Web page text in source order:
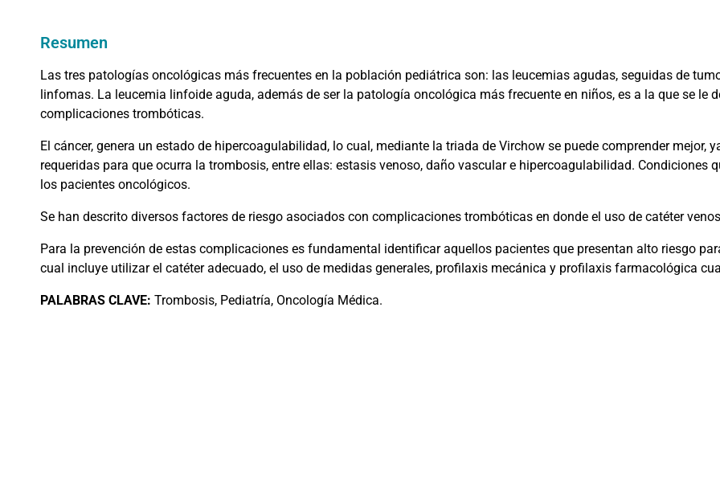
Resumen
Las tres patologías oncológicas más frecuentes en la población pediátrica son: las leucemias agudas, seguidas de
linfomas. La leucemia linfoide aguda, además de ser la patología oncológica más frecuente en niños, es a la que se le
complicaciones trombóticas.
El cáncer, genera un estado de hipercoagulabilidad, lo cual, mediante la triada de Virchow se puede comprender mejor,
requeridas para que ocurra la trombosis, entre ellas: estasis venoso, daño vascular e hipercoagulabilidad. Condiciones
los pacientes oncológicos.
Se han descrito diversos factores de riesgo asociados con complicaciones trombóticas en donde el uso de catéter
Para la prevención de estas complicaciones es fundamental identificar aquellos pacientes que presentan alto riesgo
cual incluye utilizar el catéter adecuado, el uso de medidas generales, profilaxis mecánica y profilaxis farmacológica
PALABRAS CLAVE: Trombosis, Pediatría, Oncología Médica.